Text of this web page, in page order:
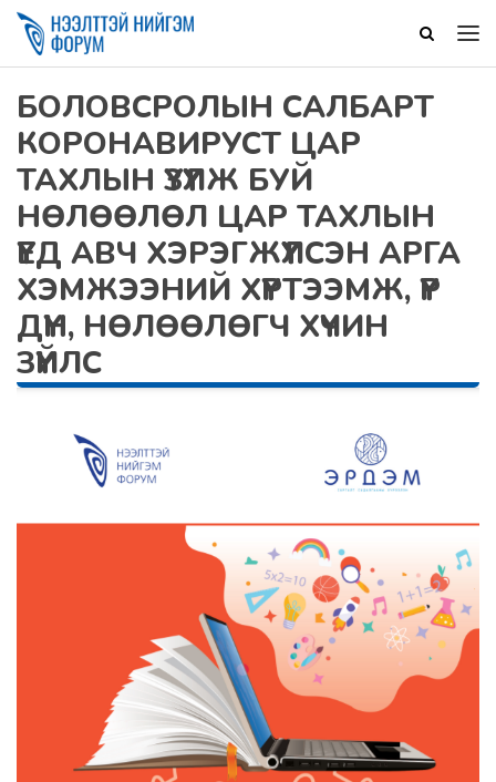
БОЛОВСРОЛЫН САЛБАРТ
КОРОНАВИРУСТ ЦАР
ТАХЛЫН ҮЗҮҮЛЖ БУЙ
НӨЛӨӨЛӨЛ ЦАР ТАХЛЫН
ҮЕД АВЧ ХЭРЭГЖҮҮЛСЭН АРГА
ХЭМЖЭЭНИЙ ХҮРТЭЭМЖ, ҮР
ДҮН, НӨЛӨӨЛӨГЧ ХҮЧИН
ЗҮЙЛС